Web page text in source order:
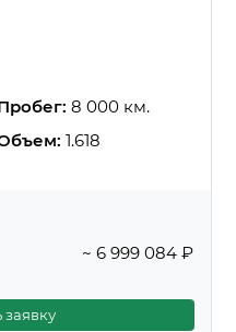
8 000 км.
1.618
~ 6 999 084 ₽
заявку